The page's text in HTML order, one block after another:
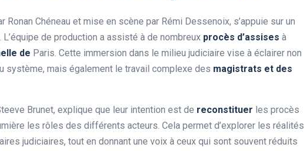
Ronan Chéneau et mise en scène par Rémi Dessenoix, s’appuie sur un
de production a assisté à de nombreux procès d’assises à
elle de Paris. Cette immersion dans le milieu judiciaire vise à éclairer non
système, mais également le travail complexe des magistrats et des
Brunet, explique que leur intention est de reconstituer les procès
les rôles des différents acteurs. Cela permet d’explorer les réalités
judiciaires, tout en donnant une voix à ceux qui sont souvent réduits